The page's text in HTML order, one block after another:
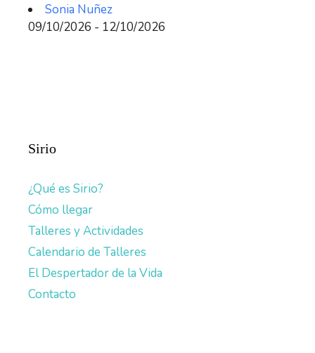
Sonia Nuñez
09/10/2026 - 12/10/2026
Sirio
¿Qué es Sirio?
Cómo llegar
Talleres y Actividades
Calendario de Talleres
El Despertador de la Vida
Contacto